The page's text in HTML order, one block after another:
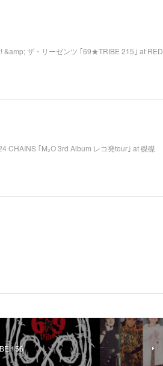
&amp; ザ・リーゼンツ ｢69★TRIBE 215｣ at RED
CHAINS ｢M₂O 3rd Album レコ発tour｣ at 磔磔
156